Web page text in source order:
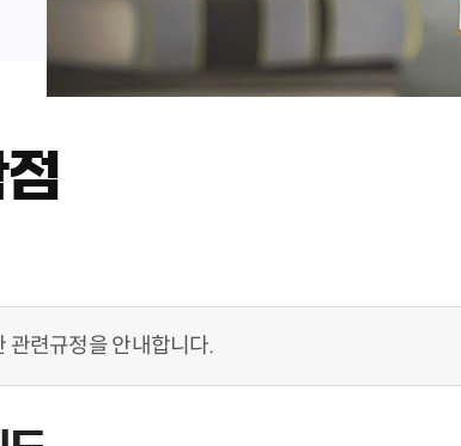
관련규정을 안내합니다.